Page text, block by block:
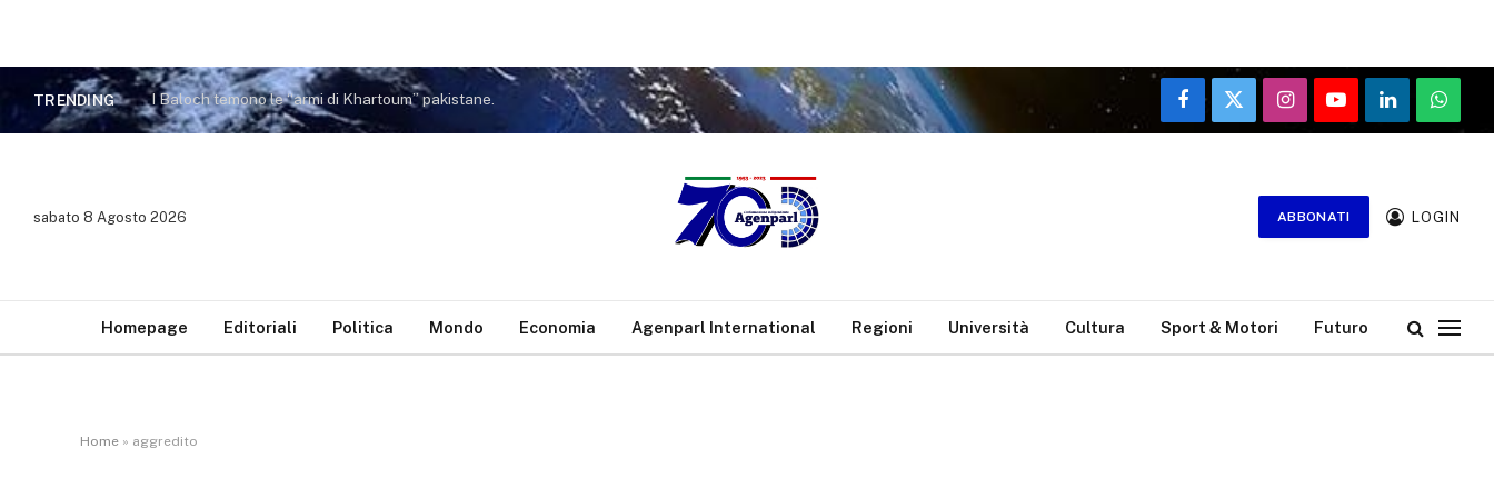
TRENDING I Baloch temono le “armi di Khartoum” pakistane.
Facebook
X
(Twitter)
InstagramYouTubeLinkedIn
sabato 8 Agosto 2026 ABBONATI LOGIN
Homepage Editoriali Politica Mondo Economia Agenparl International Regioni Università Cultura Sport & Motori Futuro
Home » aggredito